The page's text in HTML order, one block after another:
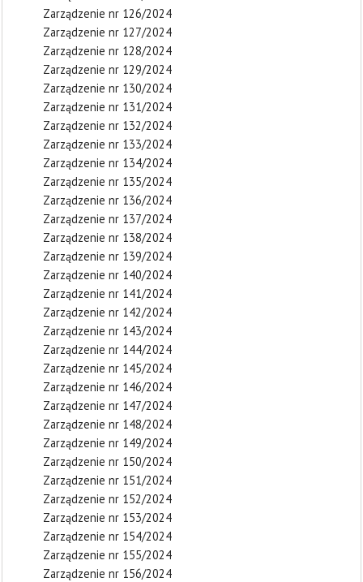
Zarządzenie nr 126/2024
Zarządzenie nr 127/2024
Zarządzenie nr 128/2024
Zarządzenie nr 129/2024
Zarządzenie nr 130/2024
Zarządzenie nr 131/2024
Zarządzenie nr 132/2024
Zarządzenie nr 133/2024
Zarządzenie nr 134/2024
Zarządzenie nr 135/2024
Zarządzenie nr 136/2024
Zarządzenie nr 137/2024
Zarządzenie nr 138/2024
Zarządzenie nr 139/2024
Zarządzenie nr 140/2024
Zarządzenie nr 141/2024
Zarządzenie nr 142/2024
Zarządzenie nr 143/2024
Zarządzenie nr 144/2024
Zarządzenie nr 145/2024
Zarządzenie nr 146/2024
Zarządzenie nr 147/2024
Zarządzenie nr 148/2024
Zarządzenie nr 149/2024
Zarządzenie nr 150/2024
Zarządzenie nr 151/2024
Zarządzenie nr 152/2024
Zarządzenie nr 153/2024
Zarządzenie nr 154/2024
Zarządzenie nr 155/2024
Zarządzenie nr 156/2024